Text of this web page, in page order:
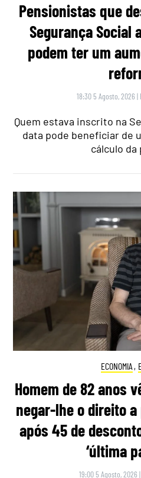
Pensionistas que
Segurança Social
podem ter um
18:30 5 Agosto, 2026 |
Quem estava inscrito na
data pode beneficiar de
cálculo da
ECONOMIA ,
Homem de 82 anos
negar-lhe o direito
após 45 de
‘última
19:00 5 Agosto, 2026 |